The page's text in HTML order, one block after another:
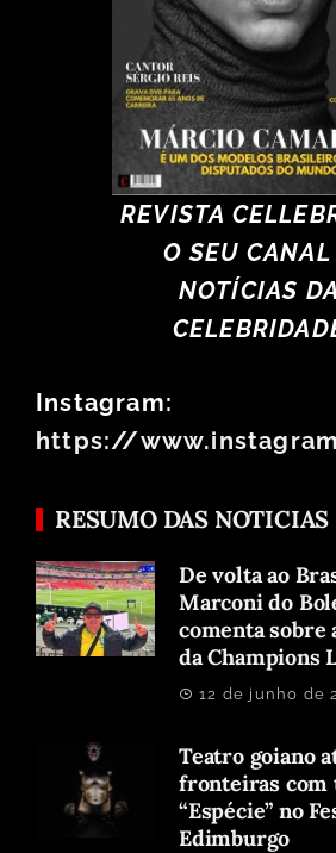
REVISTA
O SEU CANAL
NOTÍCIAS
Instagram:
https://
RESUMO DAS NOTICIAS
De volta ao
Marconi do
comenta sobre
da Champions
12 de junho de
Teatro goiano
fronteiras com
“Espécie” no
Edimburgo